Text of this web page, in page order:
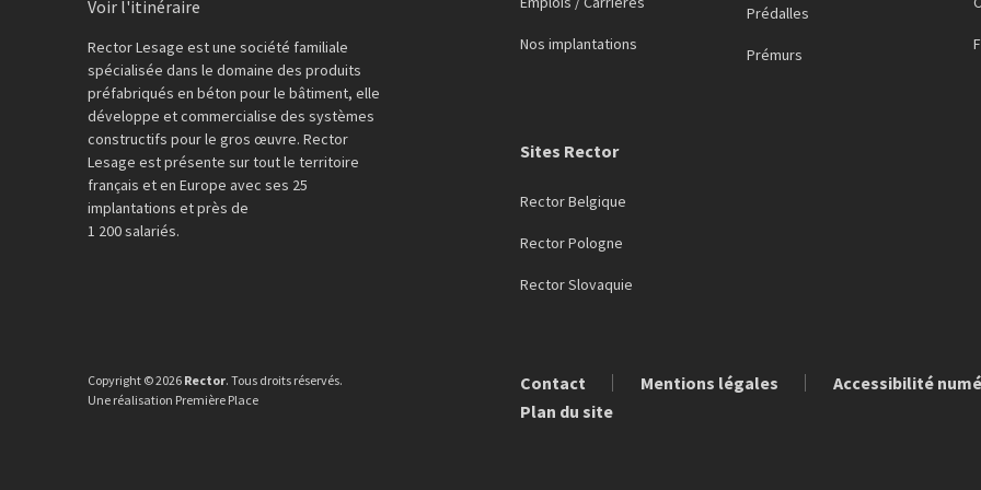
Voir l'itinéraire
Rector Lesage est une société familiale
spécialisée dans le domaine des produits
préfabriqués en béton pour le bâtiment, elle
développe et commercialise des systèmes
constructifs pour le gros œuvre. Rector
Lesage est présente sur tout le territoire
français et en Europe avec ses 25
implantations et près de
1 200 salariés.
Nos implantations
Prédalles
Prémurs
Sites Rector
Rector Belgique
Rector Pologne
Rector Slovaquie
Contact Mentions légales
Accessibilité
Plan du site
Copyright © 2026 Rector. Tous droits réservés.
Une réalisation Première Place